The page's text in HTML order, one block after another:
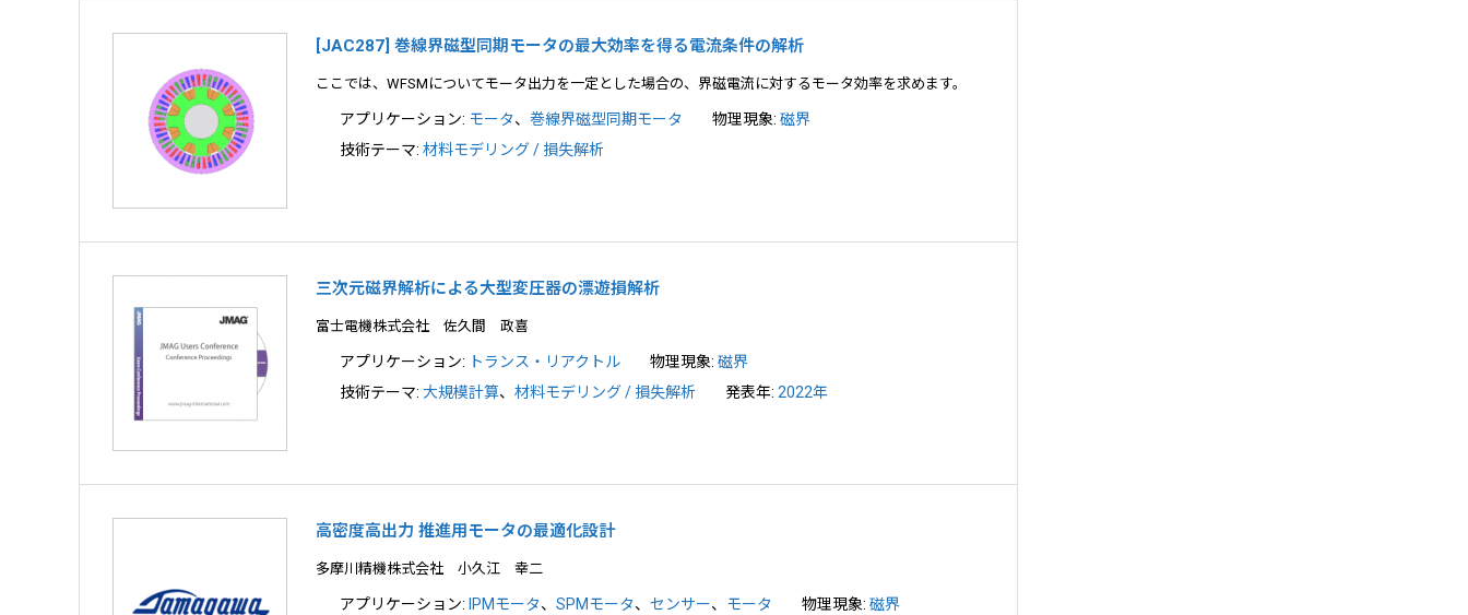
[JAC287] 巻線界磁型同期モータの最大効率を得る電流条件の解析
ここでは、WFSMについてモータ出力を一定とした場合の、界磁電流に対するモータ効率を求めます。
アプリケーション: モータ、 巻線界磁型同期モータ 物理現象:磁界
技術テーマ: 材料モデリング / 損失解析
三次元磁界解析による大型変圧器の漂遊損解析
富士電機株式会社 佐久間 政喜
アプリケーション: トランス・リアクトル 物理現象:磁界
技術テーマ: 大規模計算、 材料モデリング / 損失解析 発表年:2022年
高密度高出力 推進用モータの最適化設計
多摩川精機株式会社 小久江 幸二
アプリケーション: IPMモータ、 SPMモータ、 センサー、 モータ 物理現象:磁界